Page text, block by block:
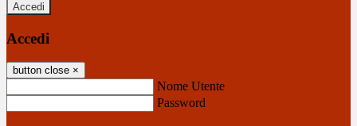
Accedi
Accedi
button close ×
Nome Utente
Password